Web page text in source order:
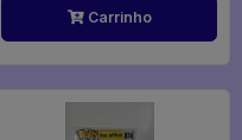
Carrinho